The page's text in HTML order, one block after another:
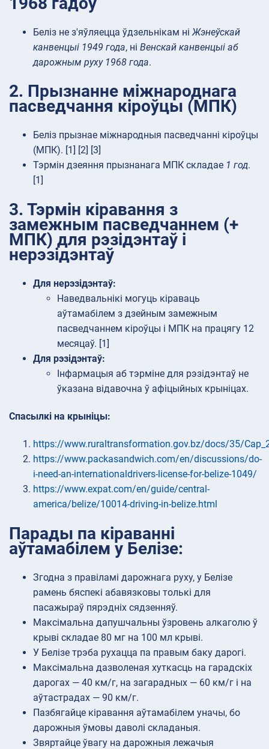
Беліз не з'яўляецца ўдзельнікам ніЖэнеўскай
канвенцыі 1949 года, ні Венскай канвенцыі аб
дарожным руху 1968 года.
2. Прызнанне міжнароднага
пасведчання кіроўцы (МПК)
Беліз прызнае міжнародныя пасведчанні кіроўцы
(МПК). [1] [2] [3]
Тэрмін дзеяння прызнанага МПК складае 1 год.
[1]
3. Тэрмін кіравання з
замежным пасведчаннем (+
МПК) для рэзідэнтаў і
нерэзідэнтаў
Для нерэзідэнтаў:
Наведвальнікі могуць кіраваць
аўтамабілем з дзейным замежным
пасведчаннем кіроўцы і МПК на працягу 12
месяцаў. [1]
Для рэзідэнтаў:
Інфармацыя аб тэрміне для рэзідэнтаў не
ўказана відавочна ў афіцыйных крыніцах.
Спасылкі на крыніцы:
https://www.ruraltransformation.gov.bz/docs/35/
https://www.packasandwich.com/en/discussions/do-
i-need-an-internationaldrivers-license-for-belize-1049/
https://www.expat.com/en/guide/central-
america/belize/10014-driving-in-belize.html
Парады па кіраванні
аўтамабілем у Белізе:
Згодна з правіламі дарожнага руху, у Белізе
рамень бяспекі абавязковы толькі для
пасажыраў пярэдніх сядзенняў.
Максімальна дапушчальны ўзровень алкаголю ў
крыві складае 80 мг на 100 мл крыві.
У Белізе трэба рухацца па правым баку дарогі.
Максімальна дазволеная хуткасць на гарадскіх
дарогах — 40 км/г, на загарадных — 60 км/г і на
аўтастрадах — 90 км/г.
Пазбягайце кіравання аўтамабілем уначы, бо
дарожныя ўмовы даволі складаныя.
Звяртайце ўвагу на дарожныя лежачыя